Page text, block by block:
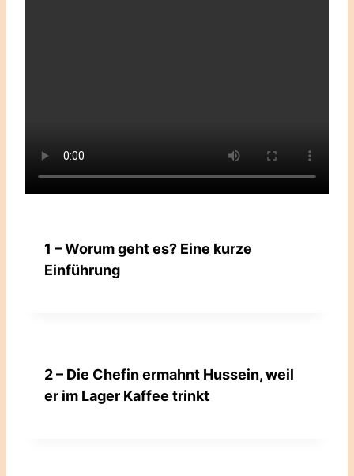
1 – Worum geht es? Eine kurze
Einführung
2 – Die Chefin ermahnt Hussein, weil
er im Lager Kaffee trinkt